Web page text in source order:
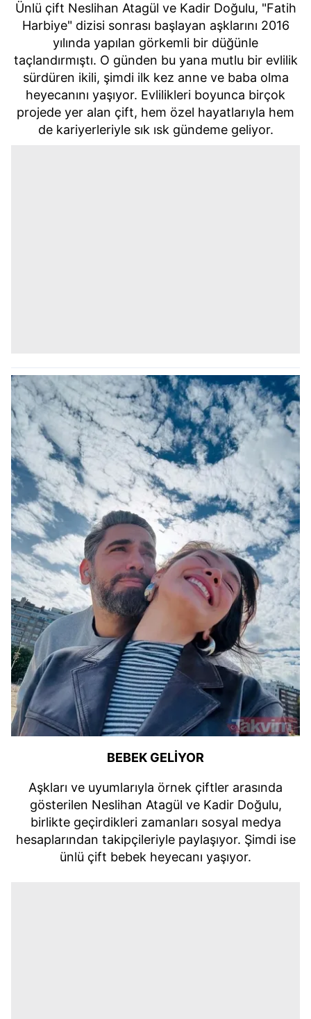
Ünlü çift Neslihan Atagül ve Kadir Doğulu, "Fatih
Harbiye" dizisi sonrası başlayan aşklarını 2016
yılında yapılan görkemli bir düğünle
taçlandırmıştı. O günden bu yana mutlu bir evlilik
sürdüren ikili, şimdi ilk kez anne ve baba olma
heyecanını yaşıyor. Evlilikleri boyunca birçok
projede yer alan çift, hem özel hayatlarıyla hem
de kariyerleriyle sık ısk gündeme geliyor.
BEBEK GELİYOR
Aşkları ve uyumlarıyla örnek çiftler arasında
gösterilen Neslihan Atagül ve Kadir Doğulu,
birlikte geçirdikleri zamanları sosyal medya
hesaplarından takipçileriyle paylaşıyor. Şimdi ise
ünlü çift bebek heyecanı yaşıyor.